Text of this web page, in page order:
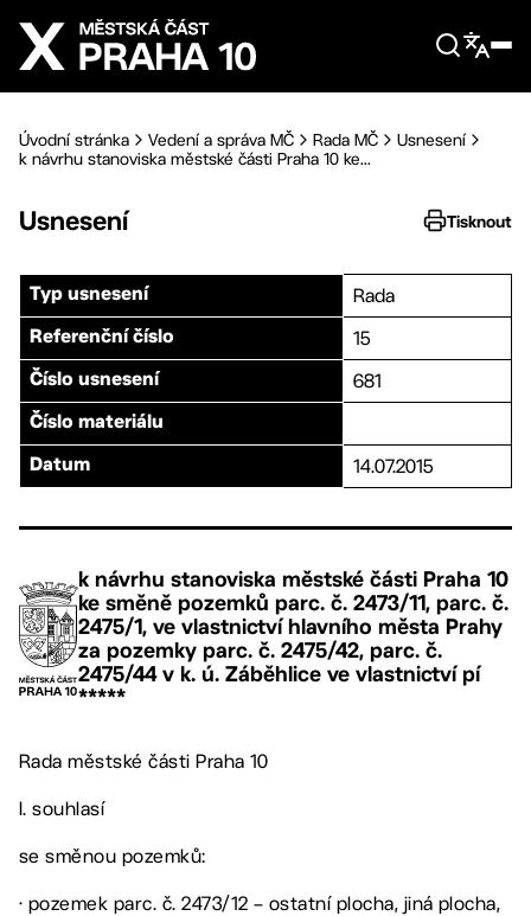
Přejít na hlavní obsah
Úvodní stránka Vedení a správa MČ Rada MČ
Usnesení
k návrhu stanoviska městské části Praha 10 ke...
Usnesení Tisknout
Typ usnesení Rada
Referenční číslo 15
Číslo usnesení 681
Číslo materiálu
Datum 14.07.2015
k návrhu stanoviska městské části Praha 10
ke směně pozemků parc. č. 2473/11, parc. č.
2475/1, ve vlastnictví hlavního města Prahy
za pozemky parc. č. 2475/42, parc. č.
2475/44 v k. ú. Záběhlice ve vlastnictví pí
*****
Rada městské části Praha 10
I. souhlasí
se směnou pozemků:
· pozemek parc. č. 2473/12 – ostatní plocha, jiná plocha,